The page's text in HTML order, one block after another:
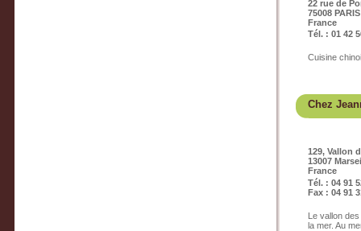
22 rue de
75008 PARIS
France
Tél. : 01 42
Cuisine
Chez
129, Vallon
13007
France
Tél. : 04 91
Fax : 04 91
Le vallon
la mer. Au